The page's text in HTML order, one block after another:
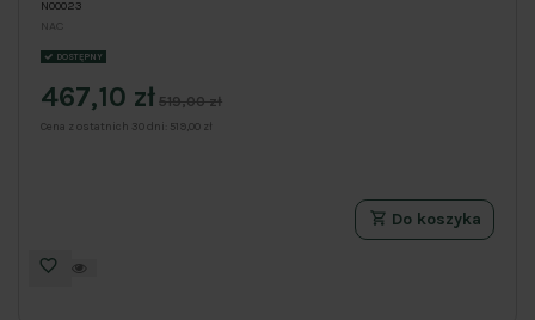
N00023
NAC
DOSTĘPNY
467,10 zł 519,00 zł
Cena z ostatnich 30 dni: 519,00 zł
Do koszyka